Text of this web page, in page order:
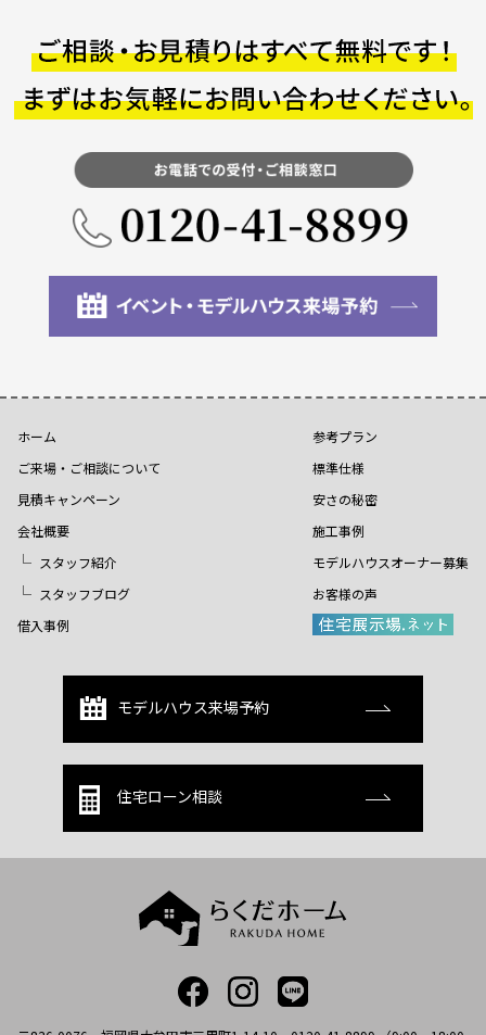
ホーム
ご来場・ご相談について
見積キャンペーン
会社概要
スタッフ紹介
スタッフブログ
借入事例
参考プラン
標準仕様
安さの秘密
施工事例
モデルハウスオーナー募集
お客様の声
モデルハウス来場予約
住宅ローン相談